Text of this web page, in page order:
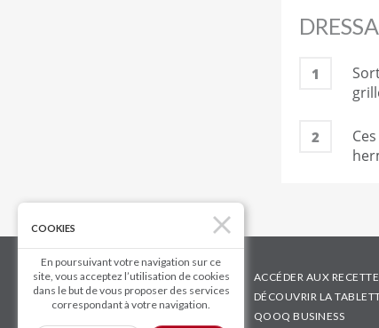
1
2
ACCÉDER AUX
DÉCOUVRIR LA
QOOQ BUSINESS
COOKIES
En poursuivant votre navigation sur ce
site, vous acceptez l’utilisation de cookies
dans le but de vous proposer des services
correspondant à votre navigation.